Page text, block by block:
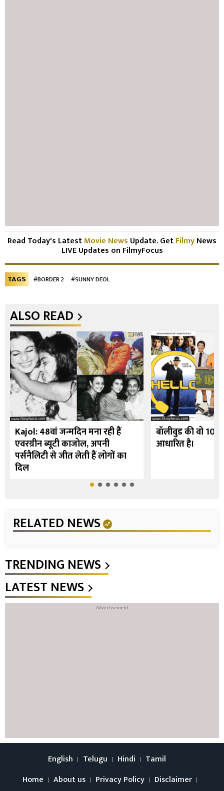
Read Today's LatestMovie News Update. GetFilmyNews
LIVE Updates on FilmyFocus
TAGS #BORDER 2 #SUNNY DEOL
ALSO READ
Kajol: 48वां जन्मदिन मना रही हैं
एवरग्रीन ब्यूटी काजोल, अपनी
पर्सनैलिटी से जीत लेती हैं लोगों का
दिल
बॉलीवुड की वो 10
आधारित है।
RELATED NEWS
TRENDING NEWS
LATEST NEWS
English Telugu Hindi
Tamil
Home
About us Privacy Policy
Disclaimer